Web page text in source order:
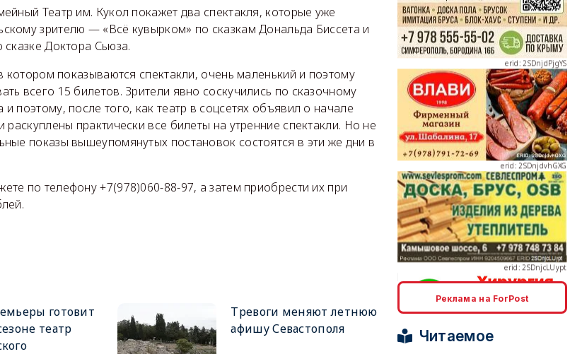
Театр им. Кукол покажет два спектакля, которые уже
зрителю — «Всё кувырком» по сказкам Дональда Биссета и
Доктора Сьюза.
котором показываются спектакли, очень маленький и поэтому
всего 15 билетов. Зрители явно соскучились по сказочному
поэтому, после того, как театр в соцсетях объявил о начале
практически все билеты на утренние спектакли. Но не
показы вышеупомянутых постановок состоятся в эти же дни в
по телефону +7(978)060-88-97, а затем приобрести их при
готовит
театр
Тревоги меняют летнюю
афишу Севастополя
erid: 2SDnjdPjgYS
erid: 2SDnjdvhGXG
erid: 2SDnjcLUypt
erid: 2SDnjcrDNw6
Реклама на ForPost
Читаемое